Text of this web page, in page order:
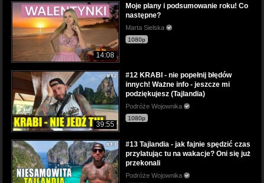
14:08
Moje plany i podsumowanie roku! Co
następne?
Marta Sielska
1080p
39:55
#12 KRABI - nie popełnij błędów
innych! Ważne info - jeszcze mi
podziękujesz (Tajlandia)
Podróże Wojownika
1080p
#13 Tajlandia - jak fajnie spędzić czas
przylatując tu na wakacje? Oni się już
przekonali
Podróże Wojownika